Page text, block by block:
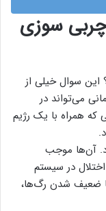
سوزی
سوال خیلی از
می‌تواند در
همراه با یک رژیم
آن‌ها موجب
در سیستم
ضعیف شدن رگ‌ها،